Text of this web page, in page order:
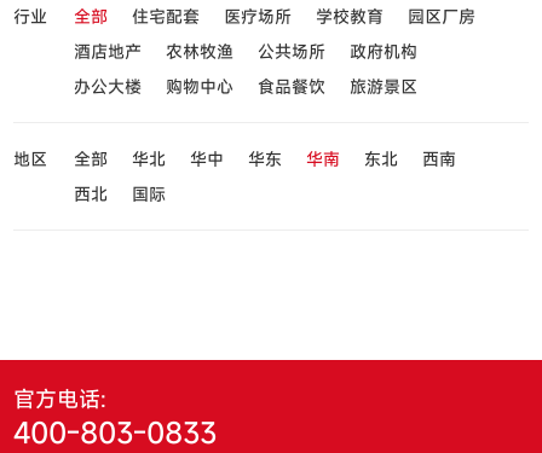
行业 全部 住宅配套 医疗场所 学校教育
园区厂房
酒店地产
农林牧渔 公共场所
政府机构
办公大楼
购物中心 食品餐饮 旅游景区
地区 全部 华北 华中 华东 华南 东北
西南
西北
国际
官方电话:
400-803-0833